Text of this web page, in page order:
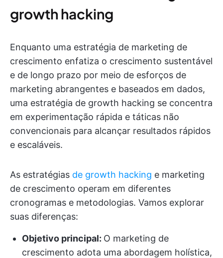
growth hacking
Enquanto uma estratégia de marketing de
crescimento enfatiza o crescimento sustentável
e de longo prazo por meio de esforços de
marketing abrangentes e baseados em dados,
uma estratégia de growth hacking se concentra
em experimentação rápida e táticas não
convencionais para alcançar resultados rápidos
e escaláveis.
As estratégias de growth hacking e marketing
de crescimento operam em diferentes
cronogramas e metodologias. Vamos explorar
suas diferenças:
Objetivo principal: O marketing de
crescimento adota uma abordagem holística,